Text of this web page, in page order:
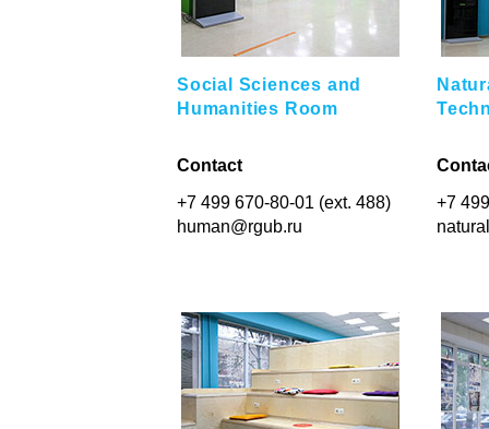
Social Sciences and
Humanities Room
Contact
+7 499 670-80-01 (ext. 488)
human@rgub.ru
+7